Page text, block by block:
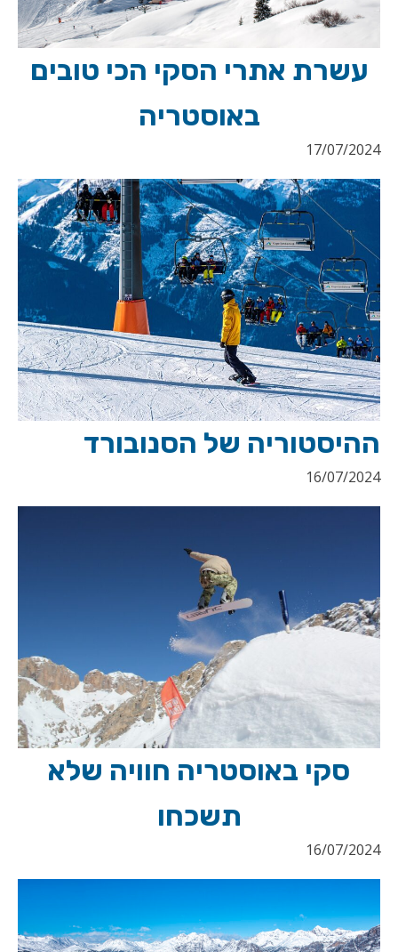
עשרת אתרי הסקי הכי טובים
באוסטריה
17/07/2024
ההיסטוריה של הסנובורד
16/07/2024
סקי באוסטריה חוויה שלא
תשכחו
16/07/2024